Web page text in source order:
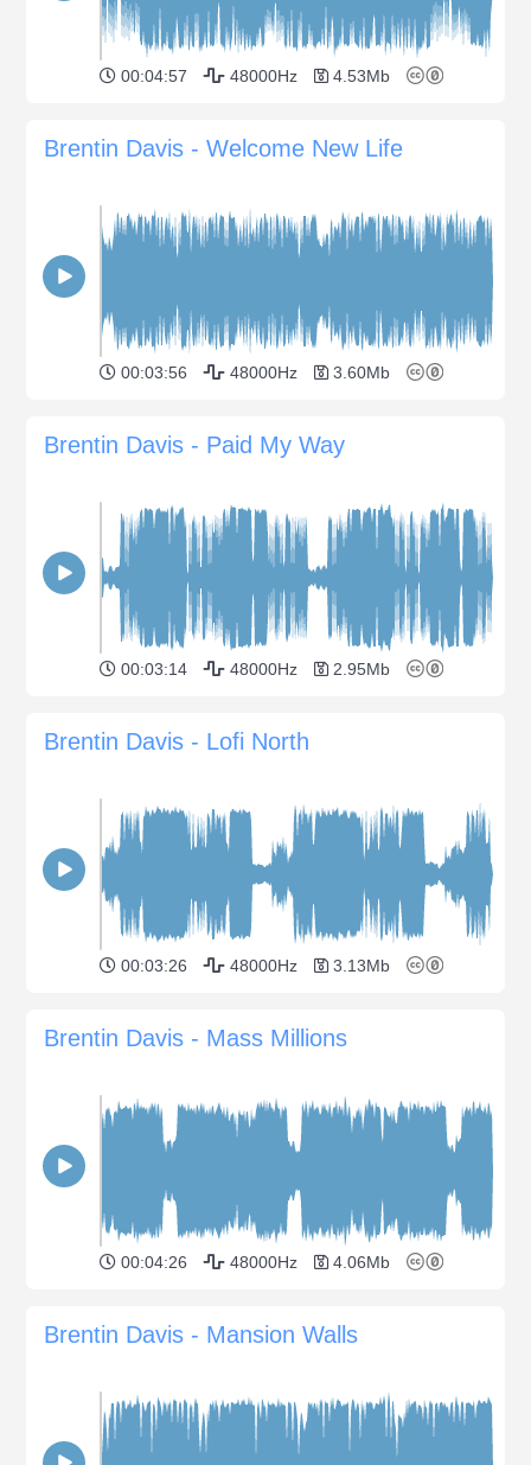
00:04:57 48000Hz 4.53Mb
Brentin Davis - Welcome New Life
00:03:56 48000Hz 3.60Mb
Brentin Davis - Paid My Way
00:03:14 48000Hz 2.95Mb
Brentin Davis - Lofi North
00:03:26 48000Hz 3.13Mb
Brentin Davis - Mass Millions
00:04:26 48000Hz 4.06Mb
Brentin Davis - Mansion Walls